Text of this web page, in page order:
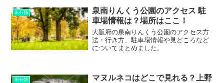
未分類
泉南りんくう公園のアクセス 駐
車場情報は？場所はここ！
大阪府の泉南りんくう公園のアクセス方
法・行き方、駐車場情報や見どころなど
についてまとめました。
未分類
マヌルネコはどこで見れる？上野